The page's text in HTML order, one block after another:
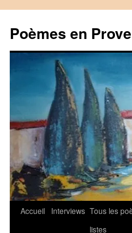
contenu
Poèmes en
Accueil Interviews Tous les
listes